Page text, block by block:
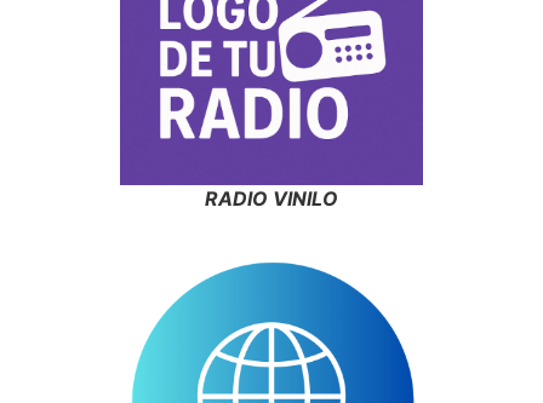
RADIO VINILO